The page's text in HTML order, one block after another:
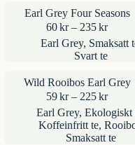
fortsätter att tilltala nya
Earl Grey Four Seasons
60kr – 235kr
60kr
Earl Grey, Smaksatt
Svart te
Wild Rooibos Earl Grey
59kr – 225kr
59kr
till
225kr
Earl Grey, Ekologiskt
Koffeinfritt te,
Smaksatt te